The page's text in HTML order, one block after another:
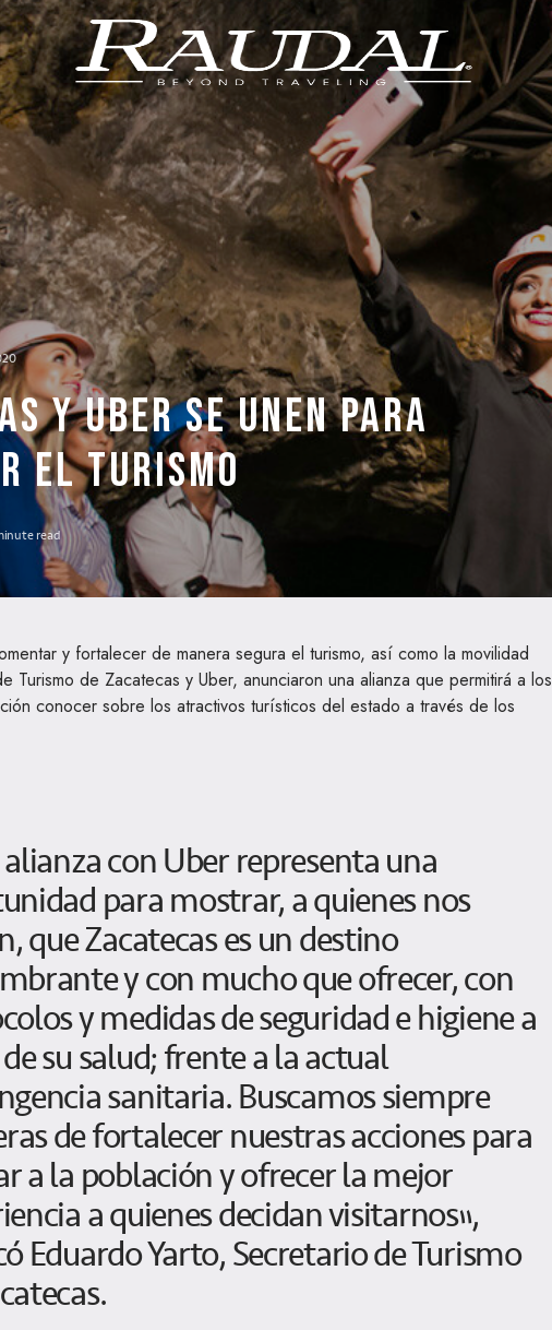
Y UBER SE UNEN PARA
EL TURISMO
read
y fortalecer de manera segura el turismo, así como la movilidad
Turismo de Zacatecas y Uber, anunciaron una alianza que permitirá a los
conocer sobre los atractivos turísticos del estado a través de los
alianza con Uber representa una
para mostrar, a quienes nos
que Zacatecas es un destino
y con mucho que ofrecer, con
y medidas de seguridad e higiene a
su salud; frente a la actual
sanitaria. Buscamos siempre
de fortalecer nuestras acciones para
a la población y ofrecer la mejor
a quienes decidan visitarnos”,
Eduardo Yarto, Secretario de Turismo